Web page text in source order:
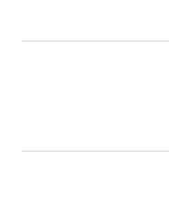
Contacloos